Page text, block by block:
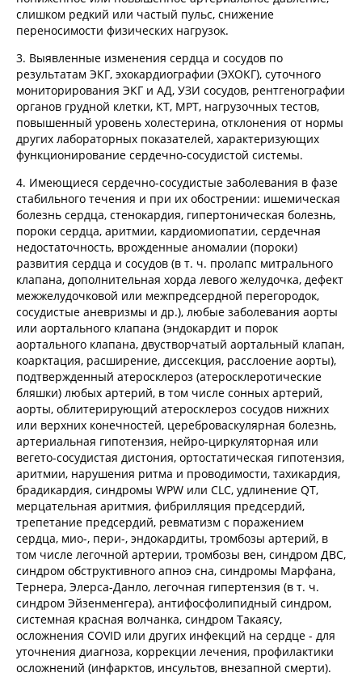
слишком редкий или частый пульс, снижение
переносимости физических нагрузок.
3. Выявленные изменения сердца и сосудов по
результатам ЭКГ, эхокардиографии (ЭХОКГ), суточного
мониторирования ЭКГ и АД, УЗИ сосудов, рентгенографии
органов грудной клетки, КТ, МРТ, нагрузочных тестов,
повышенный уровень холестерина, отклонения от нормы
других лабораторных показателей, характеризующих
функционирование сердечно-сосудистой системы.
4. Имеющиеся сердечно-сосудистые заболевания в фазе
стабильного течения и при их обострении: ишемическая
болезнь сердца, стенокардия, гипертоническая болезнь,
пороки сердца, аритмии, кардиомиопатии, сердечная
недостаточность, врожденные аномалии (пороки)
развития сердца и сосудов (в т. ч. пролапс митрального
клапана, дополнительная хорда левого желудочка, дефект
межжелудочковой или межпредсердной перегородок,
сосудистые аневризмы и др.), любые заболевания аорты
или аортального клапана (эндокардит и порок
аортального клапана, двустворчатый аортальный клапан,
коарктация, расширение, диссекция, расслоение аорты),
подтвержденный атеросклероз (атеросклеротические
бляшки) любых артерий, в том числе сонных артерий,
аорты, облитерирующий атеросклероз сосудов нижних
или верхних конечностей, цереброваскулярная болезнь,
артериальная гипотензия, нейро-циркуляторная или
вегето-сосудистая дистония, ортостатическая гипотензия,
аритмии, нарушения ритма и проводимости, тахикардия,
брадикардия, синдромы WPW или CLC, удлинение QT,
мерцательная аритмия, фибрилляция предсердий,
трепетание предсердий, ревматизм с поражением
сердца, мио-, пери-, эндокардиты, тромбозы артерий, в
том числе легочной артерии, тромбозы вен, синдром ДВС,
синдром обструктивного апноэ сна, синдромы Марфана,
Тернера, Элерса-Данло, легочная гипертензия (в т. ч.
синдром Эйзенменгера), антифосфолипидный синдром,
системная красная волчанка, синдром Такаясу,
осложнения COVID или других инфекций на сердце - для
уточнения диагноза, коррекции лечения, профилактики
осложнений (инфарктов, инсультов, внезапной смерти).